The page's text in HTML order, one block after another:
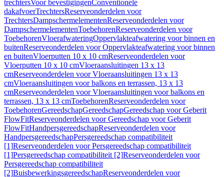
trechtersVoor bevestigingenConventionele
dakafvoerTrechtersReserveonderdelen voor
TrechtersDampschermelementenReserveonderdelen voor
DampschermelementenToebehorenReserveonderdelen voor
ToebehorenVloerafwateringOppervlakteafwatering voor binnen en
buitenReserveonderdelen voor Oppervlakteafwatering voor binnen
en buitenVloerputten 10 x 10 cmReserveonderdelen voor
Vloerputten 10 x 10 cmVloeraansluitingen 13 x 13
cmReserveonderdelen voor Vloeraansluitingen 13 x 13
cmVloeraansluitingen voor balkons en terrassen, 13 x 13
cmReserveonderdelen voor Vloeraansluitingen voor balkons en
terrassen, 13 x 13 cmToebehorenReserveonderdelen voor
ToebehorenGereedschapGereedschapGereedschap voor Geberit
FlowFitReserveonderdelen voor Gereedschap voor Geberit
FlowFitHandpersgereedschapReserveonderdelen voor
HandpersgereedschapPersgereedschap compatibiliteit
[1]Reserveonderdelen voor Persgereedschap compatibiliteit
[1]Persgereedschap compatibiliteit [2]Reserveonderdelen voor
Persgereedschap compatibiliteit
[2]BuisbewerkingsgereedschapReserveonderdelen voor